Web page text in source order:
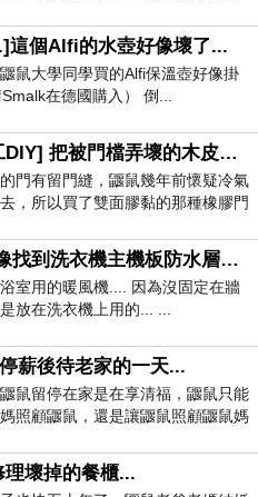
這個Alfi的水壺好像壞了...
鼠大學同學買的Alfi保溫壺好像掛
在德國購入） 倒...
[繼續搞木工DIY] 把被門檔弄壞的木皮黏回去...
門有留門縫，鼴鼠幾年前懷疑冷氣
，所以買了雙面膠黏的那種橡膠門
[暖風機]好像找到洗衣機主機板防水層熔化的兇手了？！
室用的暖風機.... 因為沒固定在牆
放在洗衣機上用的... ...
薪後待老家的一天...
鼠留停在家是在享清福，鼴鼠只能
照顧鼴鼠，還是讓鼴鼠照顧鼴鼠媽
壞掉的餐櫃...